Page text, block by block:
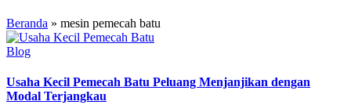
Beranda » mesin pemecah batu
Posted
Blog
Usaha Kecil Pemecah Batu Peluang Menjanjikan dengan
Modal Terjangkau